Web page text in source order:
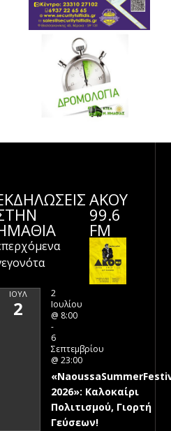
ΙΟΎΛ
2
2
Ιουλίου
@ 8:00
-
6
Σεπτεμβρίου
@ 23:00
2026»: Καλοκαίρι
Πολιτισμού, Γιορτή
Γεύσεων!
ΑΚΟΥ
99.6
FM